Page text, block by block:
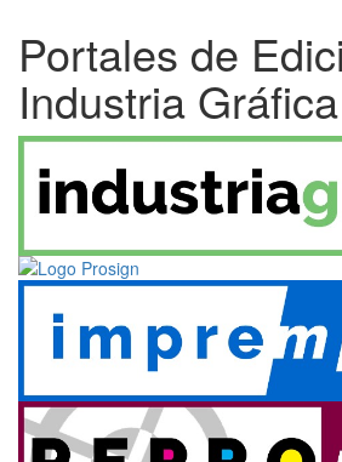
Portales de
Industria Gráfica